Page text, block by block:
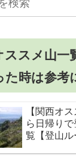
ススメ山一
た時は参考
【関西オ
ら日帰り
覧【登山ル